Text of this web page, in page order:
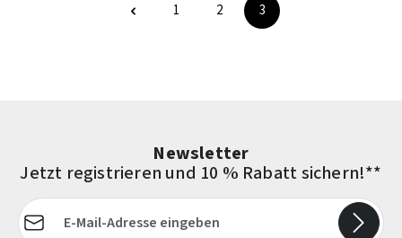
Seite
1 Seite
2 Seite
3
Newsletter
Jetzt registrieren und 10 % Rabatt sichern!**
E-Mail-Adresse*